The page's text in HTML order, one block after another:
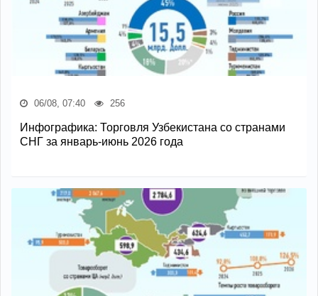
06/08, 07:40 256
Инфографика: Торговля Узбекистана со странами
СНГ за январь-июнь 2026 года